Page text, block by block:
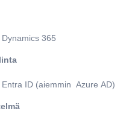
365
Entra ID (aiemmin Azure AD)